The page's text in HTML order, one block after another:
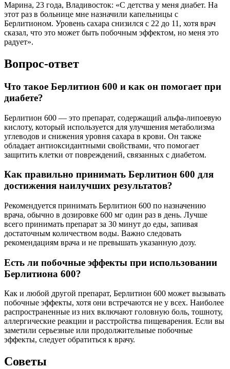
Марина, 23 года, Владивосток: «С детства у меня диабет. На
этот раз в больнице мне назначили капельницы с
Берлитионом. Уровень сахара снизился с 22 до 11, хотя врач
сказал, что это может быть побочным эффектом, но меня это
радует».
Вопрос-ответ
Что такое Берлитион 600 и как он помогает при
диабете?
Берлитион 600 — это препарат, содержащий альфа-липоевую
кислоту, который используется для улучшения метаболизма
углеводов и снижения уровня сахара в крови. Он также
обладает антиоксидантными свойствами, что помогает
защитить клетки от повреждений, связанных с диабетом.
Как правильно принимать Берлитион 600 для
достижения наилучших результатов?
Рекомендуется принимать Берлитион 600 по назначению
врача, обычно в дозировке 600 мг один раз в день. Лучше
всего принимать препарат за 30 минут до еды, запивая
достаточным количеством воды. Важно следовать
рекомендациям врача и не превышать указанную дозу.
Есть ли побочные эффекты при использовании
Берлитиона 600?
Как и любой другой препарат, Берлитион 600 может вызывать
побочные эффекты, хотя они встречаются не у всех. Наиболее
распространенные из них включают головную боль, тошноту,
аллергические реакции и расстройства пищеварения. Если вы
заметили серьезные или продолжительные побочные
эффекты, следует обратиться к врачу.
Советы